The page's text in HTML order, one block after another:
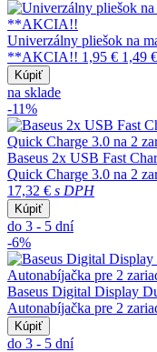
Univerzálny pliešok na
**AKCIA!! 1,95 € 1,49 €
Kúpiť
na sklade
-11%
Baseus 2x USB Fast
Quick Charge 3.0 na 2
17,32 € s DPH
Kúpiť
do 3 - 5 dní
-6%
Baseus Digital Display
Autonabíjačka pre 2
Kúpiť
do 3 - 5 dní